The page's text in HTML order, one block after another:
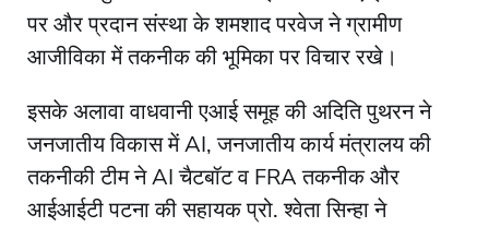
पर और प्रदान संस्था के शमशाद परवेज ने ग्रामीण
आजीविका में तकनीक की भूमिका पर विचार रखे।
इसके अलावा वाधवानी एआई समूह की अदिति पुथरन ने
जनजातीय विकास में AI, जनजातीय कार्य मंत्रालय की
तकनीकी टीम ने AI चैटबॉट व FRA तकनीक और
आईआईटी पटना की सहायक प्रो. श्वेता सिन्हा ने